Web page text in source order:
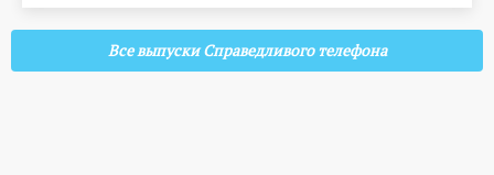
Все выпуски Справедливого телефона